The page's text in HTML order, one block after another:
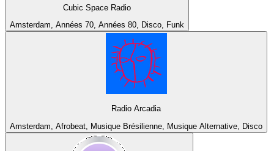
Cubic Space Radio
Amsterdam, Années 70, Années 80, Disco, Funk
Radio Arcadia
Amsterdam, Afrobeat, Musique Brésilienne, Musique Alternative, Disco